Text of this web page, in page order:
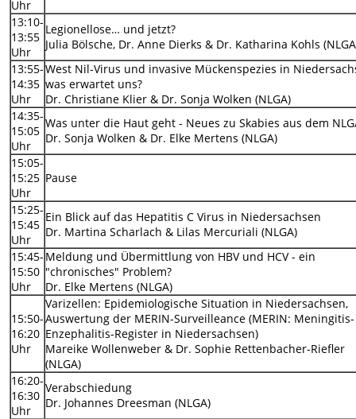
Uhr
13:10-
13:55
Uhr
Legionellose… und jetzt?
Julia Bölsche, Dr. Anne Dierks & Dr. Katharina Kohls
13:55-
14:35
Uhr
West Nil-Virus und invasive Mückenspezies in
was erwartet uns?
Dr. Christiane Klier & Dr. Sonja Wolken (NLGA)
14:35-
15:05
Uhr
Was unter die Haut geht - Neues zu Skabies aus dem
Dr. Sonja Wolken & Dr. Elke Mertens (NLGA)
15:05-
15:25
Uhr
Pause
15:25-
15:45
Uhr
Ein Blick auf das Hepatitis C Virus in Niedersachsen
Dr. Martina Scharlach & Lilas Mercuriali (NLGA)
15:45-
15:50
Uhr
Meldung und Übermittlung von HBV und HCV - ein
"chronisches" Problem?
Dr. Elke Mertens (NLGA)
15:50-
16:20
Uhr
Varizellen: Epidemiologische Situation in Niedersachsen,
Auswertung der MERIN-Surveilleance (MERIN:
Enzephalitis-Register in Niedersachsen)
Mareike Wollenweber & Dr. Sophie Rettenbacher-Riefler
(NLGA)
16:20-
16:30
Uhr
Verabschiedung
Dr. Johannes Dreesman (NLGA)